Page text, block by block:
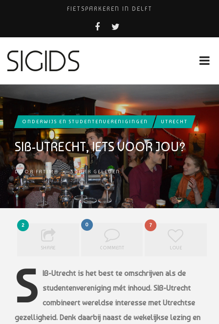
FIETSPARKEREN IN DELFT
PIZZERIA POMPEÏ ￼
BELEEF DE MAGIE VAN FILM BIJ KINEPOLIS
ONDERWIJS EN STUDENTENVERENIGINGEN UTRECHT
SIB-UTRECHT, IETS VOOR JOU?
DOORFATIMA •5 JAAR GELEDEN
2
SHARE
0
COMMENT
7
LOVE
S IB-Utrecht is het best te omschrijven als de
studentenvereniging mét inhoud. SIB-Utrecht
combineert wereldse interesse met Utrechtse
gezelligheid. Denk daarbij naast de wekelijkse lezing en